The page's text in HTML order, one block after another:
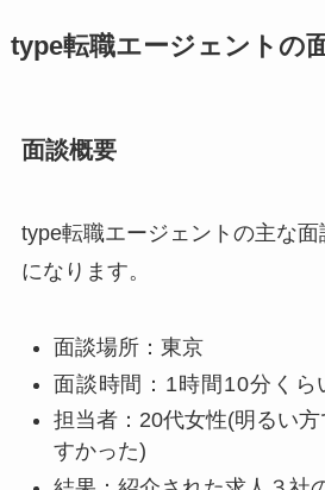
type転職エージェントの
面談概要
type転職エージェントの主な面
になります。
面談場所：東京
面談時間：1時間10分くら
担当者：20代女性(明るい
すかった)